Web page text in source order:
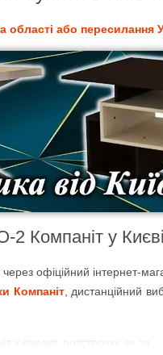
або пересилання
2 Компаніт у Києві
офіційний інтернет-
Компаніт, дистанційний
кредит, розстрочку чи за